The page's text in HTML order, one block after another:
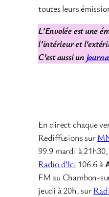
toutes leurs
L’Envolée est une
l’intérieur et
C’est aussi un
En direct chaque
Rediffusions sur
99.9 mardi à 21h30,
Radio d’Ici 106.6 à
FM au Chambon-
jeudi à 20h, sur